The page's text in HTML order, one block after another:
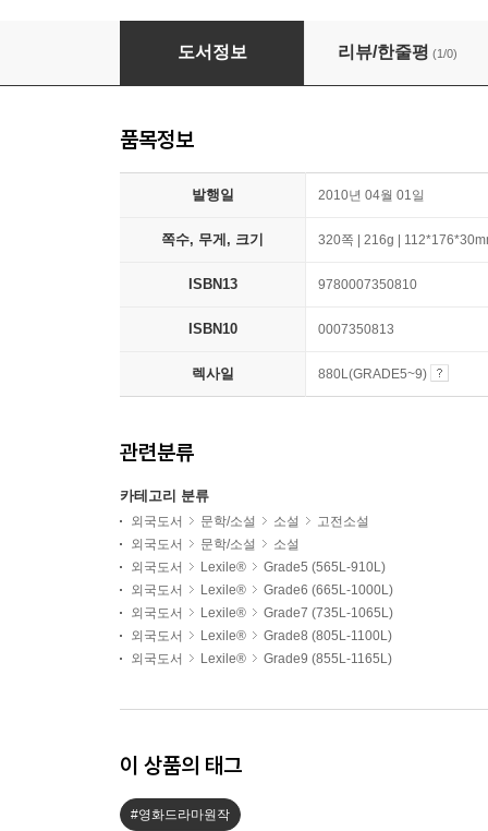
Wuthering Heights
도서정보 리뷰/한줄평 (1/0)
품목정보
발행일 2010년 04월 01일
쪽수, 무게, 크기 320쪽 | 216g |
ISBN13 9780007350810
ISBN10 0007350813
렉사일 880L(GRADE5~9)
관련분류
카테고리 분류
외국도서 문학/소설 소설
고전소설
외국도서
문학/소설
소설
외국도서
Lexile®
Grade5 (565L-910L)
외국도서
Lexile®
Grade6 (665L-1000L)
외국도서
Lexile®
Grade7 (735L-1065L)
외국도서
Lexile®
Grade8 (805L-1100L)
외국도서
Lexile® Grade9 (855L-1165L)
이 상품의 태그
#영화드라마원작